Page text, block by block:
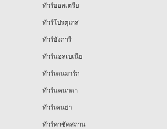
ทัวร์ออสเตรีย
ทัวร์โปรตุเกส
ทัวร์ฮังการี
ทัวร์แอลเบเนีย
ทัวร์เดนมาร์ก
ทัวร์แคนาดา
ทัวร์เคนย่า
ทัวร์คาซัคสถาน